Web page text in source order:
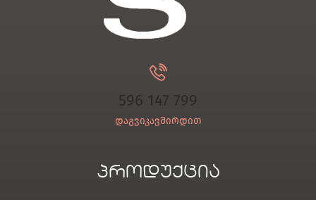
596 147 799
დაგვიკავშირდით
პროდუქცია